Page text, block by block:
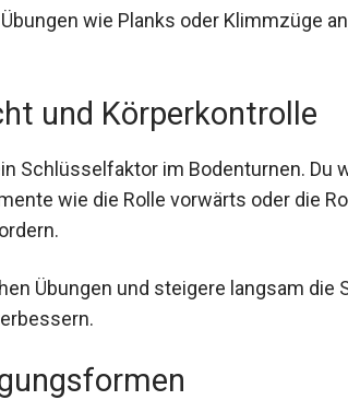
wie Planks oder Klimmzüge
und Körperkontrolle
Schlüsselfaktor im Bodenturnen. Du
wie die Rolle vorwärts oder die
Übungen und steigere langsam die